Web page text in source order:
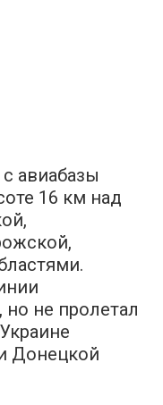
авиабазы
16 км над
, но не пролетал
Донецкой